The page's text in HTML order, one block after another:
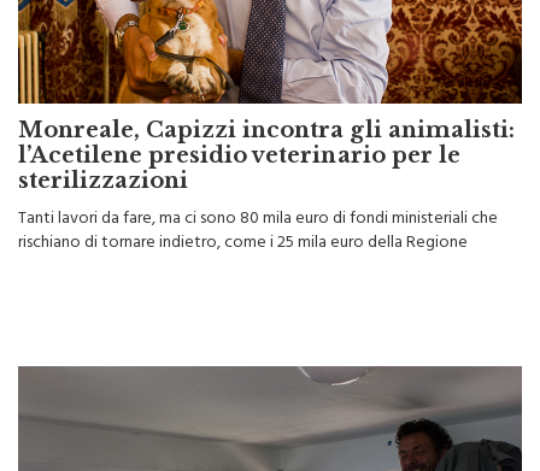
Monreale, Capizzi incontra gli animalisti:
l’Acetilene presidio veterinario per le
sterilizzazioni
Tanti lavori da fare, ma ci sono 80 mila euro di fondi ministeriali che
rischiano di tornare indietro, come i 25 mila euro della Regione